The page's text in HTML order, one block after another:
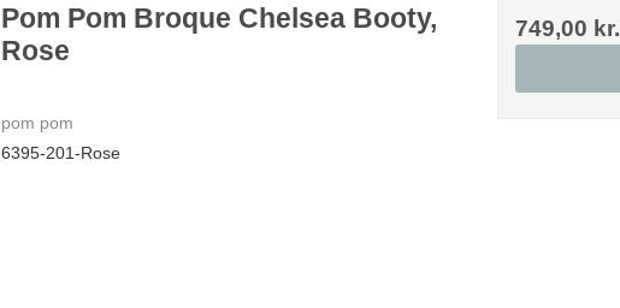
Pom Pom Broque Chelsea Booty,
Rose
pom pom
6395-201-Rose
749,00 kr.